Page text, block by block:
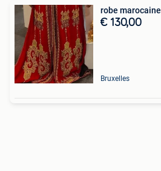
robe marocaine
€ 130,00
Bruxelles